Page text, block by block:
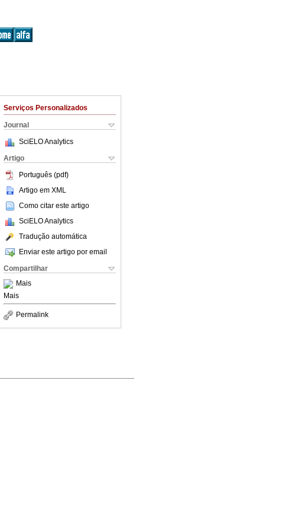
Serviços Personalizados
Journal
SciELO Analytics
Artigo
Português (pdf)
Artigo em XML
Como citar este artigo
SciELO Analytics
Tradução automática
Enviar este artigo por email
Compartilhar
Mais
Mais
Permalink